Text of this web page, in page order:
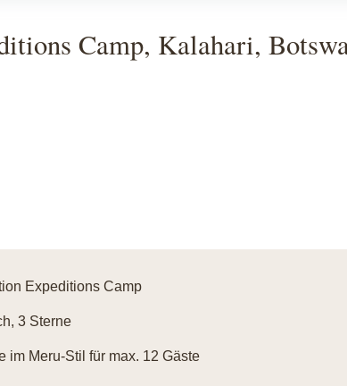
Camp, Kalahari,
Expeditions Camp
3 Sterne
im Meru-Stil für max. 12 Gäste